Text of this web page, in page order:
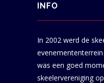
INFO
In 2002 werd de
was een goed
skeelervereniging